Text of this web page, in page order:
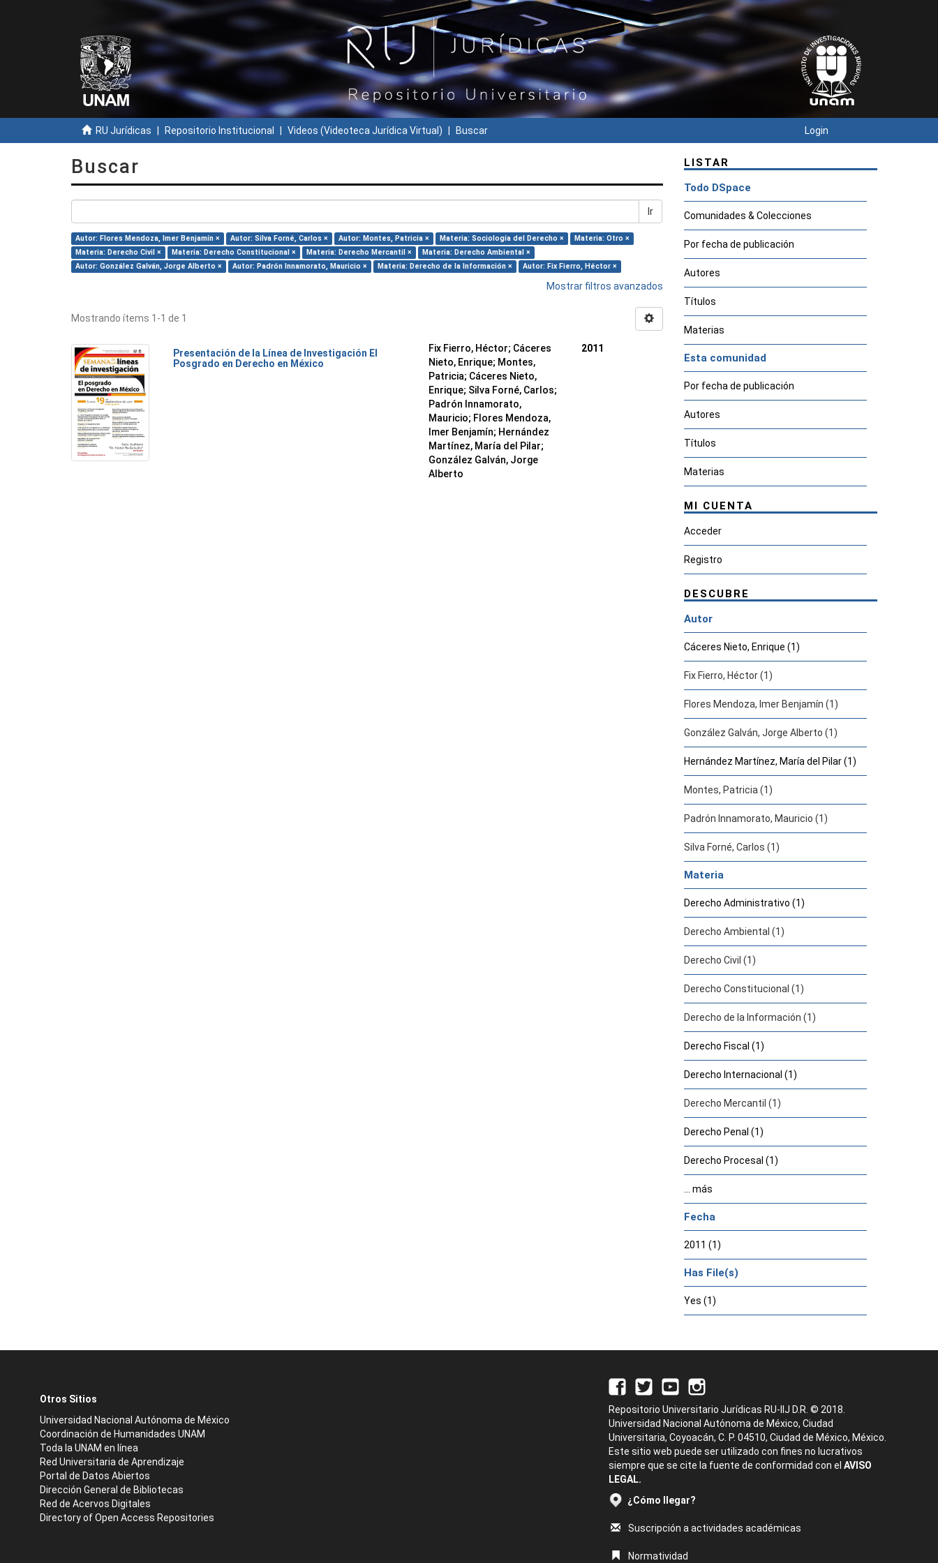
RU Jurídicas Repositorio Institucional Videos (Videoteca Jurídica Virtual) Buscar Login
Buscar
Ir
Autor: Flores Mendoza, Imer Benjamín × Autor: Silva Forné, Carlos × Autor: Montes, Patricia × Materia: Sociología del Derecho ×
Materia: Otro ×
Materia: Derecho Civil ×
Materia: Derecho Constitucional × Materia: Derecho Mercantil ×
Materia: Derecho Ambiental ×
Autor: González Galván, Jorge Alberto ×
Autor: Padrón Innamorato, Mauricio × Materia: Derecho de la Información × Autor: Fix Fierro, Héctor ×
Mostrar filtros avanzados
Mostrando ítems 1-1 de 1
Presentación de la Línea de Investigación El
Posgrado en Derecho en México
Fix Fierro, Héctor; Cáceres
Nieto, Enrique; Montes,
Patricia; Cáceres Nieto,
Enrique; Silva Forné, Carlos;
Padrón Innamorato,
Mauricio; Flores Mendoza,
Imer Benjamín; Hernández
Martínez, María del Pilar;
González Galván, Jorge
Alberto
2011
LISTAR
Todo DSpace
Comunidades & Colecciones
Por fecha de publicación
Autores
Títulos
Materias
Esta comunidad
Por fecha de publicación
Autores
Títulos
Materias
MI CUENTA
Acceder
Registro
DESCUBRE
Autor
Cáceres Nieto, Enrique (1)
Fix Fierro, Héctor (1)
Flores Mendoza, Imer Benjamín (1)
González Galván, Jorge Alberto (1)
Hernández Martínez, María del Pilar (1)
Montes, Patricia (1)
Padrón Innamorato, Mauricio (1)
Silva Forné, Carlos (1)
Materia
Derecho Administrativo (1)
Derecho Ambiental (1)
Derecho Civil (1)
Derecho Constitucional (1)
Derecho de la Información (1)
Derecho Fiscal (1)
Derecho Internacional (1)
Derecho Mercantil (1)
Derecho Penal (1)
Derecho Procesal (1)
... más
Fecha
2011 (1)
Has File(s)
Yes (1)
Otros Sitios
Universidad Nacional Autónoma de México
Coordinación de Humanidades UNAM
Toda la UNAM en línea
Red Universitaria de Aprendizaje
Portal de Datos Abiertos
Dirección General de Bibliotecas
Red de Acervos Digitales
Directory of Open Access Repositories
Repositorio Universitario Jurídicas RU-IIJ D.R. © 2018.
Universidad Nacional Autónoma de México, Ciudad
Universitaria, Coyoacán, C. P. 04510, Ciudad de México, México.
Este sitio web puede ser utilizado con fines no lucrativos
siempre que se cite la fuente de conformidad con el AVISO
LEGAL.
¿Cómo llegar?
Suscripción a actividades académicas
Normatividad